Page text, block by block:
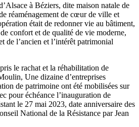
à Béziers, dite maison natale de
réaménagement de cœur de ville et
était de redonner vie au bâtiment,
confort et de qualité de vie moderne,
de l’ancien et l’intérêt patrimonial
le rachat et la réhabilitation de
Une dizaine d’entreprises
de patrimoine ont été mobilisées sur
pour échéance l’inauguration de
le 27 mai 2023, date anniversaire des
National de la Résistance par Jean